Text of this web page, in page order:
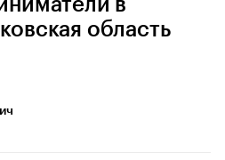
в
область